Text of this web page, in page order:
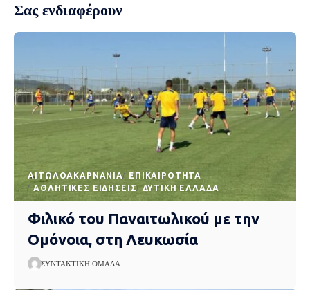
Σας ενδιαφέρουν
AΙΤΩΛΟΑΚΑΡΝΑΝΊΑ
EΠΙΚΑΙΡΌΤΗΤΑ
ΑΘΛΗΤΙΚΈΣ ΕΙΔΉΣΕΙΣ
ΔΥΤΙΚΉ ΕΛΛΆΔΑ
Φιλικό του Παναιτωλικού με την
Ομόνοια, στη Λευκωσία
ΣΥΝΤΑΚΤΙΚΉ ΟΜΆΔΑ